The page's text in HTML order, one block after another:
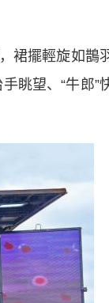
裙擺輕旋如鵲
眺望、“牛郎”